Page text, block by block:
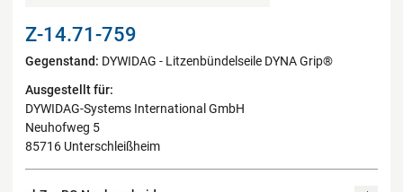
Z-14.71-759
Gegenstand: DYWIDAG - Litzenbündelseile DYNA Grip®
Ausgestellt für:
DYWIDAG-Systems International GmbH
Neuhofweg 5
85716 Unterschleißheim